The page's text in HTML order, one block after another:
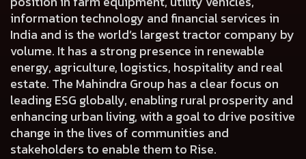
information technology and financial services in
India and is the world’s largest tractor company by
volume. It has a strong presence in renewable
energy, agriculture, logistics, hospitality and real
estate. The Mahindra Group has a clear focus on
leading ESG globally, enabling rural prosperity and
enhancing urban living, with a goal to drive positive
change in the lives of communities and
stakeholders to enable them to Rise.